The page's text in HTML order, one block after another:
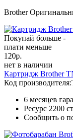
Brother
Покупай больше -
плати меньше
120р.
нет в наличии
Картридж Brother
Код производителя:
6 месяцев
Ресурс 2200
Сообщить о